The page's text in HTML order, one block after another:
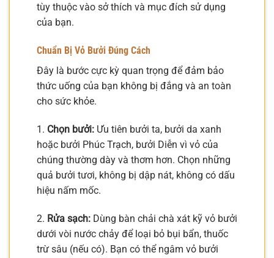
tùy thuộc vào sở thích và mục đích sử dụng
của bạn.
Chuẩn Bị Vỏ Bưởi Đúng Cách
Đây là bước cực kỳ quan trọng để đảm bảo
thức uống của bạn không bị đắng và an toàn
cho sức khỏe.
1. Chọn bưởi: Ưu tiên bưởi ta, bưởi da xanh
hoặc bưởi Phúc Trạch, bưởi Diễn vì vỏ của
chúng thường dày và thơm hơn. Chọn những
quả bưởi tươi, không bị dập nát, không có dấu
hiệu nấm mốc.
2. Rửa sạch: Dùng bàn chải chà xát kỹ vỏ bưởi
dưới vòi nước chảy để loại bỏ bụi bẩn, thuốc
trừ sâu (nếu có). Bạn có thể ngâm vỏ bưởi